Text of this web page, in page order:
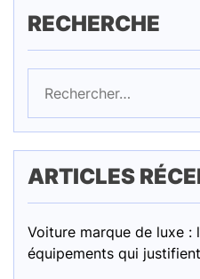
RECHERCHE
ARTICLES
Voiture marque de luxe :
équipements qui